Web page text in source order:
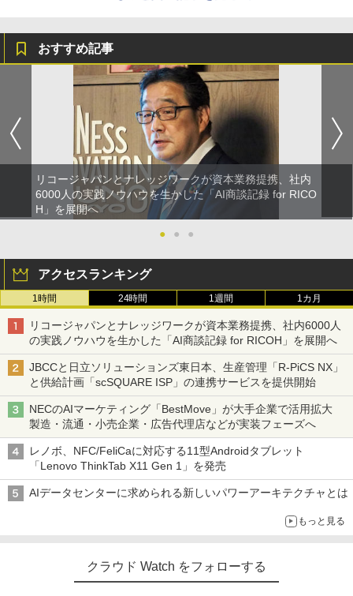
おすすめ記事
リコージャパンとナレッジワークが資本業務提携、社内
6000人の実践ノウハウを生かした「AI商談記録 for RICO
H」を展開へ
●
● ●
アクセスランキング
1時間 24時間 1週間 1カ月
リコージャパンとナレッジワークが資本業務提携、社内6000人
の実践ノウハウを生かした「AI商談記録 for RICOH」を展開へ
JBCCと日立ソリューションズ東日本、生産管理「R-PiCS NX」
と供給計画「scSQUARE ISP」の連携サービスを提供開始
NECのAIマーケティング「BestMove」が大手企業で活用拡大
製造・流通・小売企業・広告代理店などが実装フェーズへ
レノボ、NFC/FeliCaに対応する11型Androidタブレット
「Lenovo ThinkTab X11 Gen 1」を発売
AIデータセンターに求められる新しいパワーアーキテクチャとは
もっと見る
クラウド Watch をフォローする